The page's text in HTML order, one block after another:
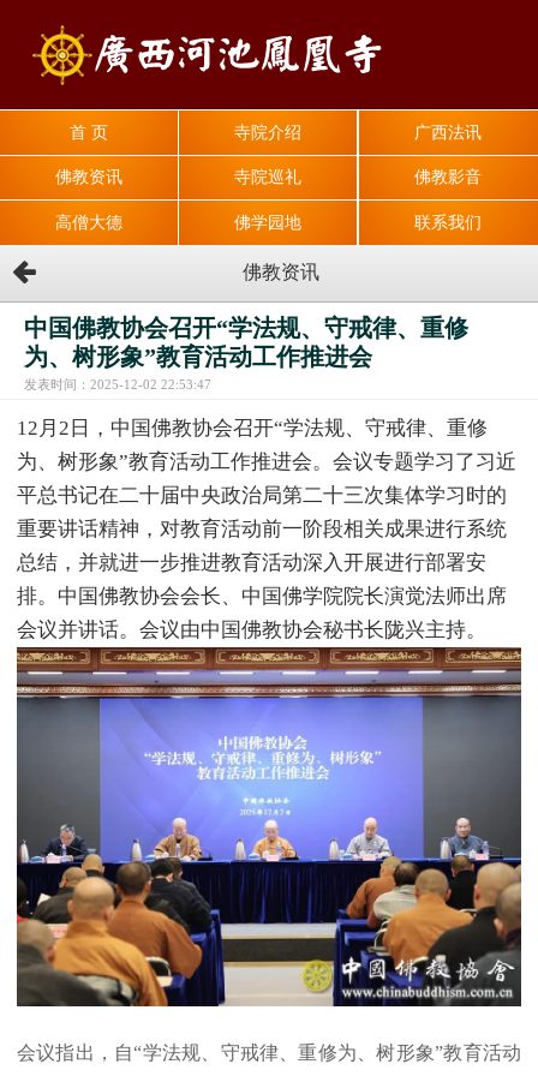
首 页 寺院介绍 广西法讯
佛教资讯 寺院巡礼 佛教影音
高僧大德 佛学园地 联系我们
佛教资讯
中国佛教协会召开“学法规、守戒律、重修
为、树形象”教育活动工作推进会
发表时间：2025-12-02 22:53:47
12月2日，中国佛教协会召开“学法规、守戒律、重修
为、树形象”教育活动工作推进会。会议专题学习了习近
平总书记在二十届中央政治局第二十三次集体学习时的
重要讲话精神，对教育活动前一阶段相关成果进行系统
总结，并就进一步推进教育活动深入开展进行部署安
排。中国佛教协会会长、中国佛学院院长演觉法师出席
会议并讲话。会议由中国佛教协会秘书长陇兴主持。
会议指出，自“学法规、守戒律、重修为、树形象”教育活动